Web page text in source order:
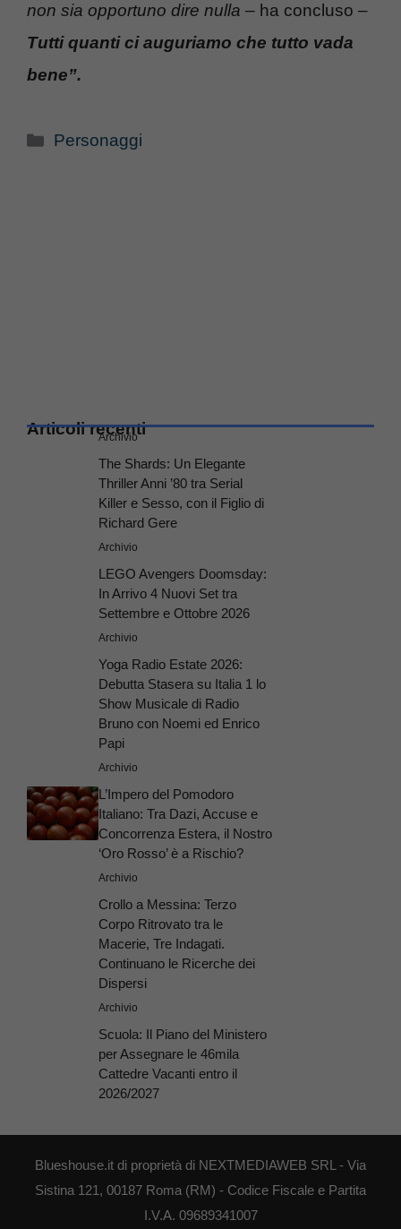
non sia opportuno dire nulla – ha concluso –
Tutti quanti ci auguriamo che tutto vada
bene”.
Categorie
Personaggi
Articoli recenti
Archivio
The Shards: Un Elegante
Thriller Anni ’80 tra Serial
Killer e Sesso, con il Figlio di
Richard Gere
Archivio
LEGO Avengers Doomsday:
In Arrivo 4 Nuovi Set tra
Settembre e Ottobre 2026
Archivio
Yoga Radio Estate 2026:
Debutta Stasera su Italia 1 lo
Show Musicale di Radio
Bruno con Noemi ed Enrico
Papi
Archivio
L’Impero del Pomodoro
Italiano: Tra Dazi, Accuse e
Concorrenza Estera, il Nostro
‘Oro Rosso’ è a Rischio?
Archivio
Crollo a Messina: Terzo
Corpo Ritrovato tra le
Macerie, Tre Indagati.
Continuano le Ricerche dei
Dispersi
Archivio
Scuola: Il Piano del Ministero
per Assegnare le 46mila
Cattedre Vacanti entro il
2026/2027
Blueshouse.it di proprietà di NEXTMEDIAWEB SRL - Via
Sistina 121, 00187 Roma (RM) - Codice Fiscale e Partita
I.V.A. 09689341007